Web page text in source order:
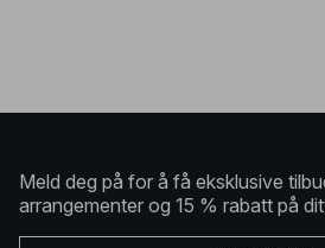
Meld deg på for å få eksklusive
arrangementer og 15 % rabatt på